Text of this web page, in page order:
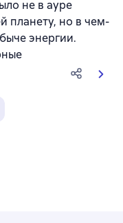
не в ауре
планету, но в чем-
энергии.